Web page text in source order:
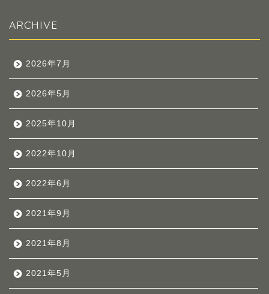
ARCHIVE
2026年7月
2026年5月
2025年10月
2022年10月
2022年6月
2021年9月
2021年8月
2021年5月